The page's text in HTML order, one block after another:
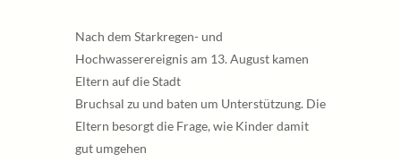
Nach dem Starkregen- und
Hochwasserereignis am 13. August kamen
Eltern auf die Stadt
Bruchsal zu und baten um Unterstützung. Die
Eltern besorgt die Frage, wie Kinder damit
gut umgehen